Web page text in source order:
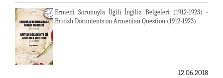
Ermeni Sorunuyla İlgili İngiliz Belgeleri (1912-1923) -
British Documents on Armenian Question (1912-1923)
12.06.2018